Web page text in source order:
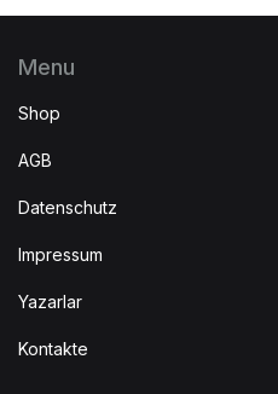
Menu
Shop
AGB
Datenschutz
Impressum
Yazarlar
Kontakte